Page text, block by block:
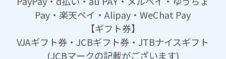
Pay・楽天ペイ・Alipay・WeChat Pay
【ギフト券】
VJAギフト券・JCBギフト券・JTBナイスギフト
(JCBマークの記載がございます)